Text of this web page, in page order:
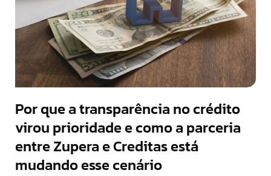
Por que a transparência no crédito
virou prioridade e como a parceria
entre Zupera e Creditas está
mudando esse cenário